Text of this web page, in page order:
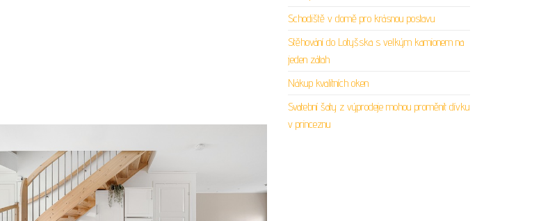
Schodiště v domě pro krásnou postavu
Stěhování do Lotyšska s velkým kamionem na
jeden zátah
Nákup kvalitních oken
Svatební šaty z výprodeje mohou proměnit dívku
v princeznu